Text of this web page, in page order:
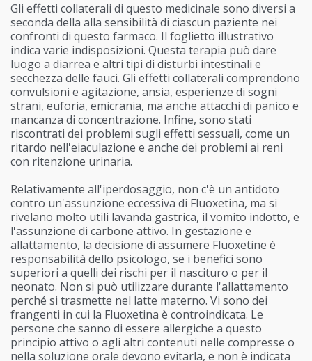
Gli effetti collaterali di questo medicinale sono diversi a
seconda della alla sensibilità di ciascun paziente nei
confronti di questo farmaco. Il foglietto illustrativo
indica varie indisposizioni. Questa terapia può dare
luogo a diarrea e altri tipi di disturbi intestinali e
secchezza delle fauci. Gli effetti collaterali comprendono
convulsioni e agitazione, ansia, esperienze di sogni
strani, euforia, emicrania, ma anche attacchi di panico e
mancanza di concentrazione. Infine, sono stati
riscontrati dei problemi sugli effetti sessuali, come un
ritardo nell'eiaculazione e anche dei problemi ai reni
con ritenzione urinaria.
Relativamente all'iperdosaggio, non c'è un antidoto
contro un'assunzione eccessiva di Fluoxetina, ma si
rivelano molto utili lavanda gastrica, il vomito indotto, e
l'assunzione di carbone attivo. In gestazione e
allattamento, la decisione di assumere Fluoxetine è
responsabilità dello psicologo, se i benefici sono
superiori a quelli dei rischi per il nascituro o per il
neonato. Non si può utilizzare durante l'allattamento
perché si trasmette nel latte materno. Vi sono dei
frangenti in cui la Fluoxetina è controindicata. Le
persone che sanno di essere allergiche a questo
principio attivo o agli altri contenuti nelle compresse o
nella soluzione orale devono evitarla, e non è indicata